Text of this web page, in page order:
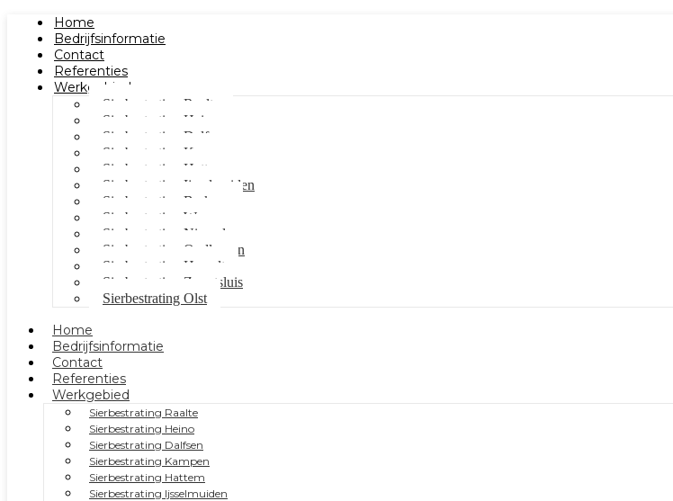
Home
Bedrijfsinformatie
Contact
Referenties
Werkgebied
Sierbestrating Raalte
Sierbestrating Heino
Sierbestrating Dalfsen
Sierbestrating Kampen
Sierbestrating Hattem
Sierbestrating Ijsselmuiden
Sierbestrating Berkum
Sierbestrating Wezep
Sierbestrating Nieuwleusen
Sierbestrating Oudleusen
Sierbestrating Hasselt
Sierbestrating Zwartsluis
Sierbestrating Olst
Home
Bedrijfsinformatie
Contact
Referenties
Werkgebied
Sierbestrating Raalte
Sierbestrating Heino
Sierbestrating Dalfsen
Sierbestrating Kampen
Sierbestrating Hattem
Sierbestrating Ijsselmuiden